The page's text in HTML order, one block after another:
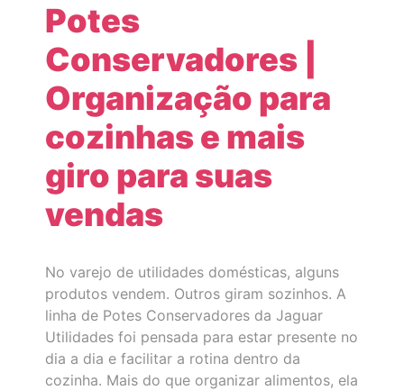
Potes
Conservadores |
Organização para
cozinhas e mais
giro para suas
vendas
No varejo de utilidades domésticas, alguns
produtos vendem. Outros giram sozinhos. A
linha de Potes Conservadores da Jaguar
Utilidades foi pensada para estar presente no
dia a dia e facilitar a rotina dentro da
cozinha. Mais do que organizar alimentos, ela